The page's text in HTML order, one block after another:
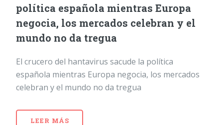
política española mientras Europa
negocia, los mercados celebran y el
mundo no da tregua
El crucero del hantavirus sacude la política
española mientras Europa negocia, los mercados
celebran y el mundo no da tregua
LEER MÁS